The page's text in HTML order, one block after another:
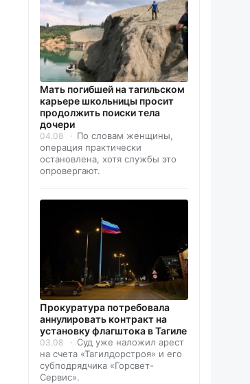
Мать погибшей на тагильском
карьере школьницы просит
продолжить поиски тела
дочери
04.08
По словам женщины,
операция практически
остановлена, хотя службы это
опровергают.
Прокуратура потребовала
аннулировать контракт на
установку флагштока в Тагиле
03.08
Суд уже наложил арест
на счета «Тагилдорстроя» и его
субподрядчика «Горсвет-
Сервис».